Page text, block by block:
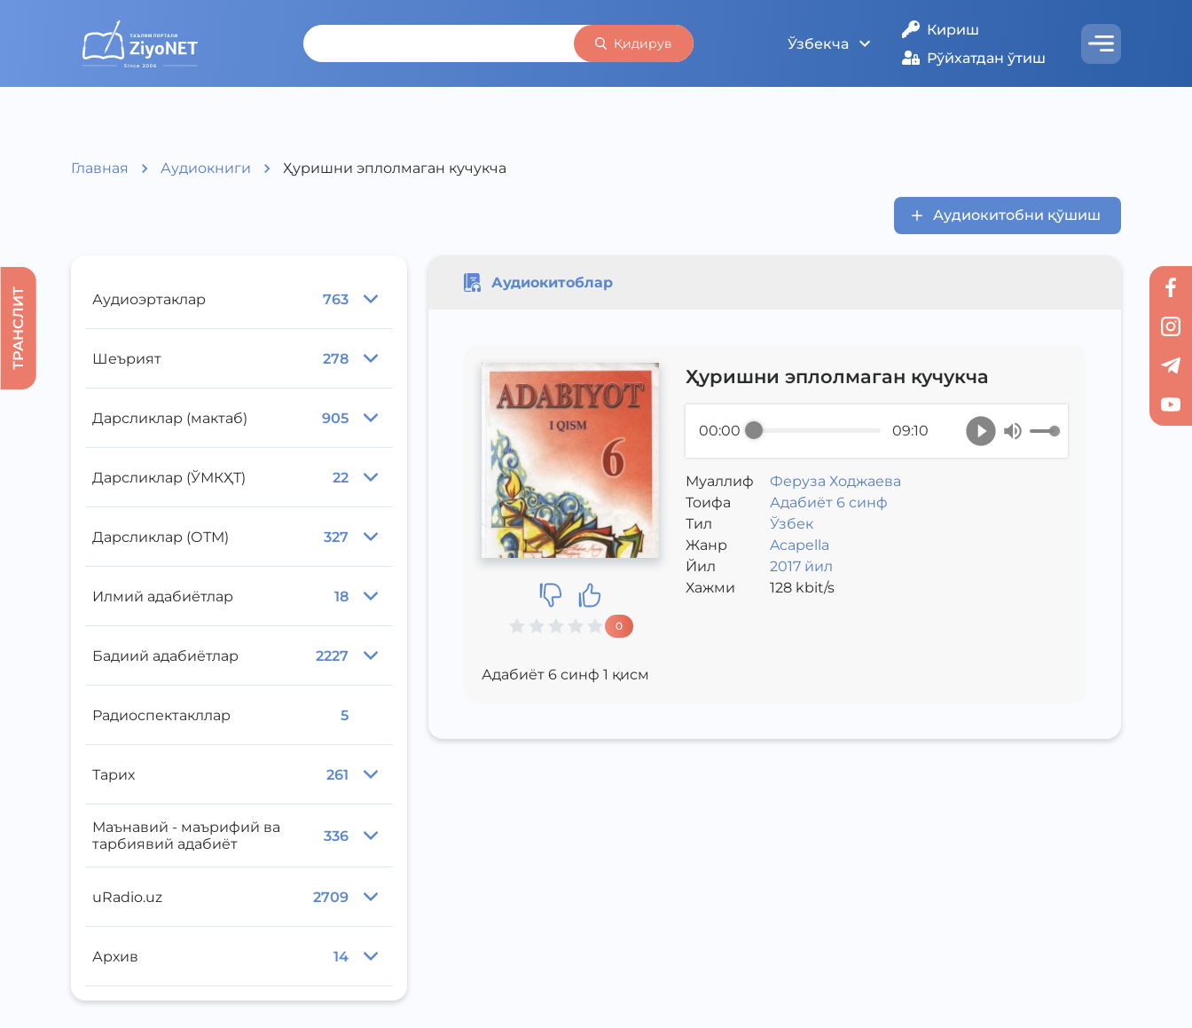
Қидирув Ўзбекча
Кириш
Рўйхатдан ўтиш
Главная Аудиокниги Ҳуришни эплолмаган кучукча
Аудиокитобни қўшиш
Аудиоэртаклар 763
Шеърият 278
Дарсликлар (мактаб) 905
Дарсликлар (ЎМКҲТ) 22
Дарсликлар (ОТМ) 327
Илмий адабиётлар 18
Бадиий адабиётлар 2227
Радиоспектакллар 5
Тарих 261
Маънавий - маърифий ва
тарбиявий адабиёт
336
uRadio.uz 2709
Архив 14
Аудиокитоблар
0
Ҳуришни эплолмаган кучукча
00:00 09:10
Муаллиф
Феруза Ходжаева
Toифа
Адабиёт 6 синф
Тил
Ўзбек
Жанр
Acapella
Йил
2017 йил
Хажми
128kbit/s
Адабиёт 6 синф 1 қисм
ТРАНСЛИТ